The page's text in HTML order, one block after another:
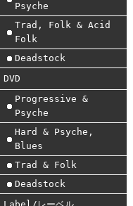
Psyche
Trad, Folk & Acid
Folk
Deadstock
DVD
Progressive &
Psyche
Hard & Psyche,
Blues
Trad & Folk
Deadstock